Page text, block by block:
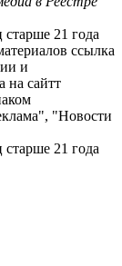
21 года
ссылка
и
на сайтт
"Новости
21 года